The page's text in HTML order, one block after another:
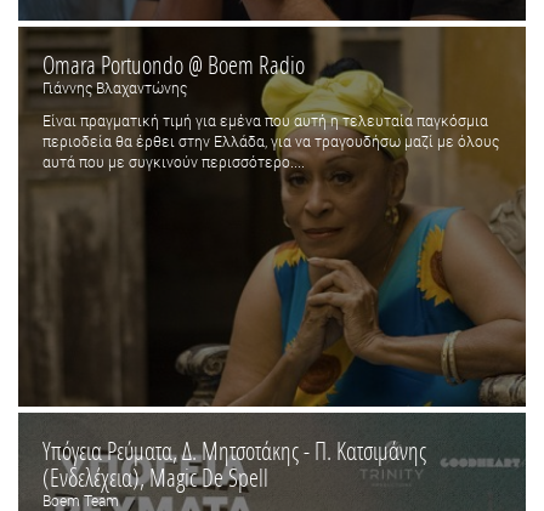
Omara Portuondo @ Boem Radio
Γιάννης Βλαχαντώνης
Είναι πραγματική τιμή για εμένα που αυτή η τελευταία παγκόσμια
περιοδεία θα έρθει στην Ελλάδα, για να τραγουδήσω μαζί με όλους
αυτά που με συγκινούν περισσότερο....
Υπόγεια Ρεύματα, Δ. Μητσοτάκης - Π. Κατσιμάνης
(Ενδελέχεια), Magic De Spell
Boem Team